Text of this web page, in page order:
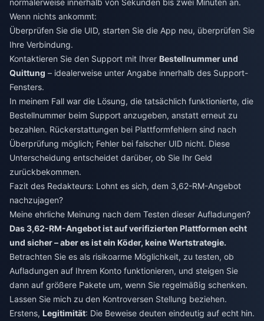
Wenn nichts ankommt:
Überprüfen Sie die UID, starten Sie die App neu, überprüfen Sie
Ihre Verbindung.
Kontaktieren Sie den Support mit Ihrer Bestellnummer und
Quittung – idealerweise unter Angabe innerhalb des Support-
Fensters.
In meinem Fall war die Lösung, die tatsächlich funktionierte, die
Bestellnummer beim Support anzugeben, anstatt erneut zu
bezahlen. Rückerstattungen bei Plattformfehlern sind nach
Überprüfung möglich; Fehler bei falscher UID nicht. Diese
Unterscheidung entscheidet darüber, ob Sie Ihr Geld
zurückbekommen.
Fazit des Redakteurs: Lohnt es sich, dem 3,62-RM-Angebot
nachzujagen?
Meine ehrliche Meinung nach dem Testen dieser Aufladungen?
Das 3,62-RM-Angebot ist auf verifizierten Plattformen echt
und sicher – aber es ist ein Köder, keine Wertstrategie.
Betrachten Sie es als risikoarme Möglichkeit, zu testen, ob
Aufladungen auf Ihrem Konto funktionieren, und steigen Sie
dann auf größere Pakete um, wenn Sie regelmäßig schenken.
Lassen Sie mich zu den Kontroversen Stellung beziehen.
Erstens, Legitimität: Die Beweise deuten eindeutig auf echt hin.